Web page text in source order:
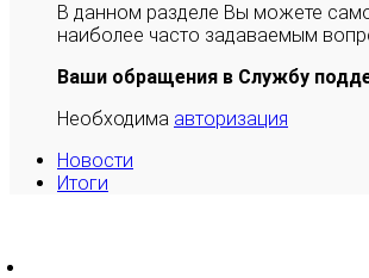
В данном разделе Вы можете
наиболее часто задаваемым
Ваши обращения в Службу
Необходима авторизация
Новости
Итоги